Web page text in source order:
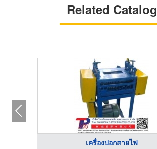
Related Catalog
เครื่องปอกสายไฟ